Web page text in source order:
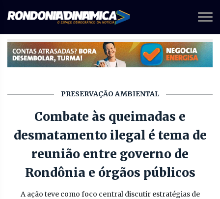
PRESERVAÇÃO AMBIENTAL
Combate às queimadas e
desmatamento ilegal é tema de
reunião entre governo de
Rondônia e órgãos públicos
A ação teve como foco central discutir estratégias de